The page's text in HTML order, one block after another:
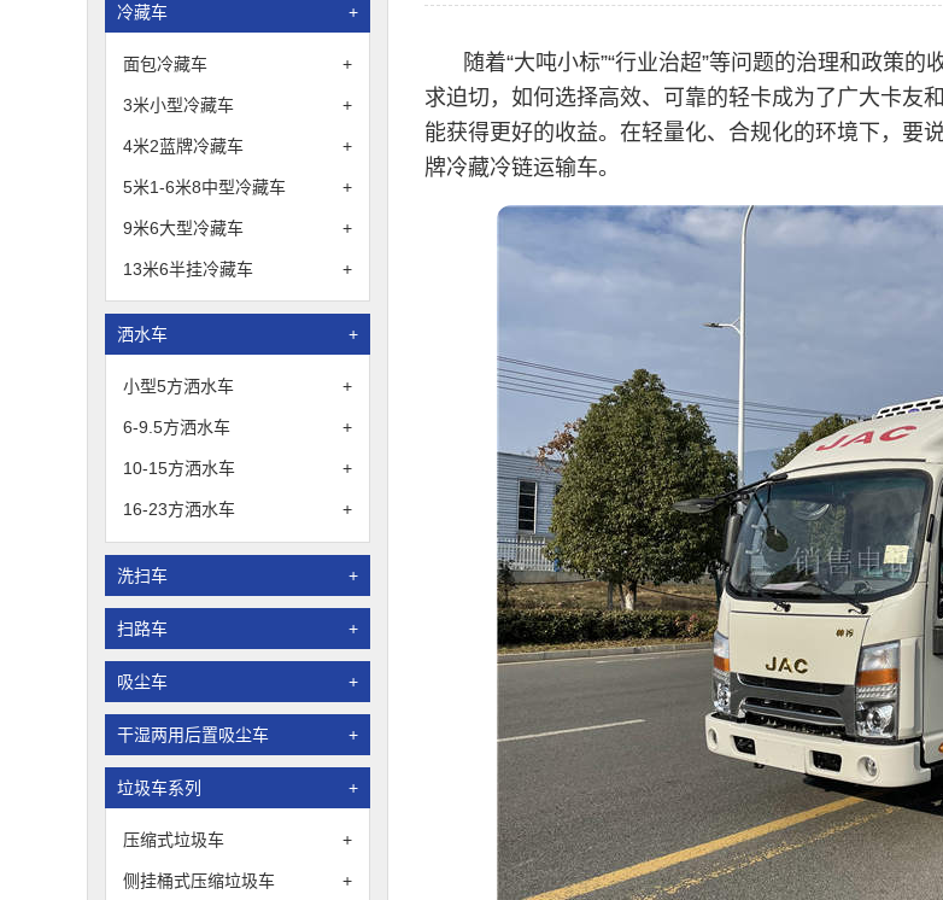
冷藏车 +
面包冷藏车 +
3米小型冷藏车 +
4米2蓝牌冷藏车 +
5米1-6米8中型冷藏车 +
9米6大型冷藏车 +
13米6半挂冷藏车 +
洒水车 +
小型5方洒水车 +
6-9.5方洒水车 +
10-15方洒水车 +
16-23方洒水车 +
洗扫车 +
扫路车 +
吸尘车 +
干湿两用后置吸尘车 +
垃圾车系列 +
压缩式垃圾车 +
侧挂桶式压缩垃圾车 +
随着“大吨小标”“行业治超”等问题的治理和政策
求迫切，如何选择高效、可靠的轻卡成为了广大卡友
能获得更好的收益。在轻量化、合规化的环境下，要
牌冷藏冷链运输车。